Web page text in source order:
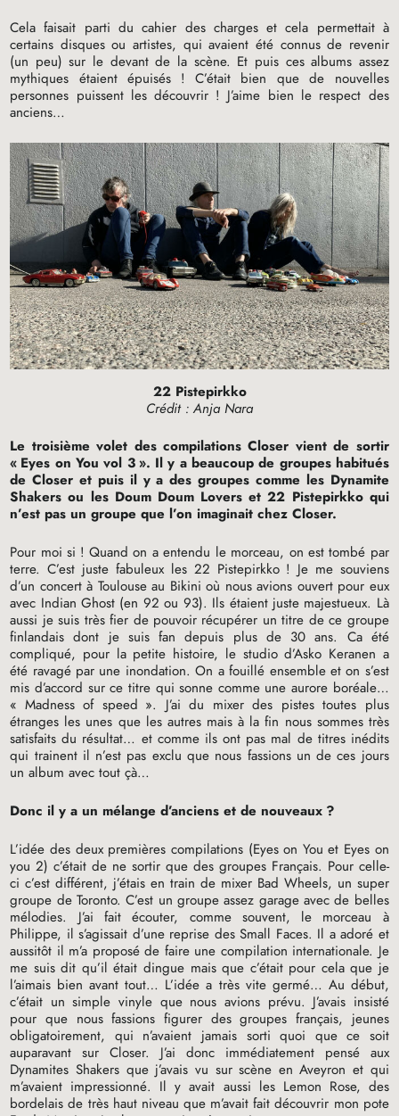
Cela faisait parti du cahier des charges et cela permettait à
certains disques ou artistes, qui avaient été connus de revenir
(un peu) sur le devant de la scène. Et puis ces albums assez
mythiques étaient épuisés ! C’était bien que de nouvelles
personnes puissent les découvrir ! J’aime bien le respect des
anciens…
22 Pistepirkko
Crédit : Anja Nara
Le troisième volet des compilations Closer vient de sortir
« Eyes on You vol 3 ». Il y a beaucoup de groupes habitués
de Closer et puis il y a des groupes comme les Dynamite
Shakers ou les Doum Doum Lovers et 22 Pistepirkko qui
n’est pas un groupe que l’on imaginait chez Closer.
Pour moi si ! Quand on a entendu le morceau, on est tombé par
terre. C’est juste fabuleux les 22 Pistepirkko ! Je me souviens
d’un concert à Toulouse au Bikini où nous avions ouvert pour eux
avec Indian Ghost (en 92 ou 93). Ils étaient juste majestueux. Là
aussi je suis très fier de pouvoir récupérer un titre de ce groupe
finlandais dont je suis fan depuis plus de 30 ans. Ca été
compliqué, pour la petite histoire, le studio d’Asko Keranen a
été ravagé par une inondation. On a fouillé ensemble et on s’est
mis d’accord sur ce titre qui sonne comme une aurore boréale…
« Madness of speed ». J’ai du mixer des pistes toutes plus
étranges les unes que les autres mais à la fin nous sommes très
satisfaits du résultat… et comme ils ont pas mal de titres inédits
qui trainent il n’est pas exclu que nous fassions un de ces jours
un album avec tout çà…
Donc il y a un mélange d’anciens et de nouveaux ?
L’idée des deux premières compilations (Eyes on You et Eyes on
you 2) c’était de ne sortir que des groupes Français. Pour celle-
ci c’est différent, j’étais en train de mixer Bad Wheels, un super
groupe de Toronto. C’est un groupe assez garage avec de belles
mélodies. J’ai fait écouter, comme souvent, le morceau à
Philippe, il s’agissait d’une reprise des Small Faces. Il a adoré et
aussitôt il m’a proposé de faire une compilation internationale. Je
me suis dit qu’il était dingue mais que c’était pour cela que je
l’aimais bien avant tout… L’idée a très vite germé… Au début,
c’était un simple vinyle que nous avions prévu. J’avais insisté
pour que nous fassions figurer des groupes français, jeunes
obligatoirement, qui n’avaient jamais sorti quoi que ce soit
auparavant sur Closer. J’ai donc immédiatement pensé aux
Dynamites Shakers que j’avais vu sur scène en Aveyron et qui
m’avaient impressionné. Il y avait aussi les Lemon Rose, des
bordelais de très haut niveau que m’avait fait découvrir mon pote